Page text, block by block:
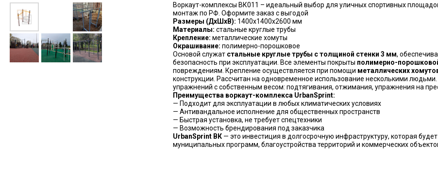
Воркаут-комплексы ВК011 – идеальный выбор для уличных спортивных
монтаж по РФ. Оформите заказ с выгодой
Размеры (ДхШхВ): 1400х1400х2600 мм
Материалы: стальные круглые трубы
Крепление: металлические хомуты
Окрашивание: полимерно-порошковое
Основой служат стальные круглые трубы с толщиной стенки 3 мм,
безопасность при эксплуатации. Все элементы покрыты полимерно-
повреждениям. Крепление осуществляется при помощи металлических
конструкции. Рассчитан на одновременное использование несколькими
упражнений с собственным весом: подтягивания, отжимания, упражнения на
Преимущества воркаут-комплекса UrbanSprint:
— Подходит для эксплуатации в любых климатических условиях
— Антивандальное исполнение для общественных пространств
— Быстрая установка, не требует спецтехники
— Возможность брендирования под заказчика
UrbanSprint ВК — это инвестиция в долгосрочную инфраструктуру, которая
муниципальных программ, благоустройства территорий и коммерческих